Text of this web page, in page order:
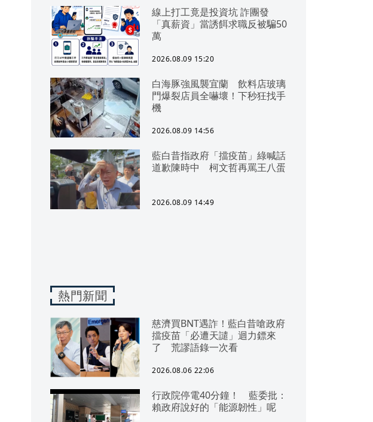
線上打工竟是投資坑 詐團發
「真薪資」當誘餌求職反被騙50
萬
2026.08.09 15:20
白海豚強風襲宜蘭 飲料店玻璃
門爆裂店員全嚇壞！下秒狂找手
機
2026.08.09 14:56
藍白昔指政府「擋疫苗」綠喊話
道歉陳時中 柯文哲再罵王八蛋
2026.08.09 14:49
熱門新聞
慈濟買BNT遇詐！藍白昔嗆政府
擋疫苗「必遭天譴」迴力鏢來
了 荒謬語錄一次看
2026.08.06 22:06
行政院停電40分鐘！ 藍委批：
賴政府說好的「能源韌性」呢